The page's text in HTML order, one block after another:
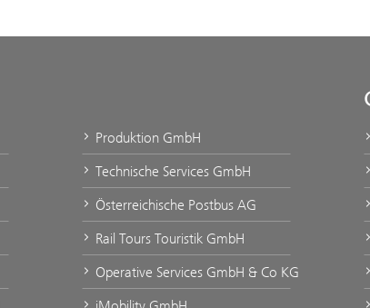
Produktion GmbH
Technische Services GmbH
Österreichische Postbus AG
Rail Tours Touristik GmbH
Operative Services GmbH & Co KG